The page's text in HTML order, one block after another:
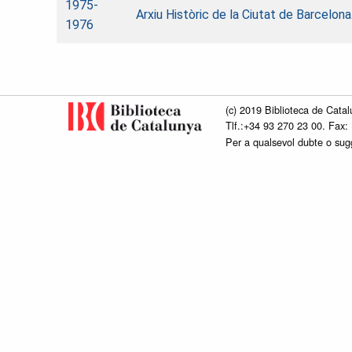
1975-
1976
Arxiu Històric de la Ciutat de
(c) 2019 Biblioteca de
Tlf.:+34 93 270 23 00.
Per a qualsevol dubte o